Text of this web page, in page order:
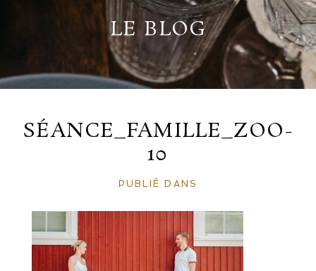
LE BLOG
SÉANCE_FAMILLE_ZOO-
10
PUBLIÉ DANS